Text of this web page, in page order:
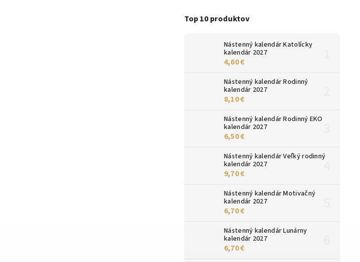
Top 10 produktov
Nástenný kalendár Katolícky
kalendár 2027
4,60 €
Nástenný kalendár Rodinný
kalendár 2027
8,10 €
Nástenný kalendár Rodinný EKO
kalendár 2027
6,50 €
Nástenný kalendár Veľký rodinný
kalendár 2027
9,70 €
Nástenný kalendár Motivačný
kalendár 2027
6,70 €
Nástenný kalendár Lunárny
kalendár 2027
6,70 €